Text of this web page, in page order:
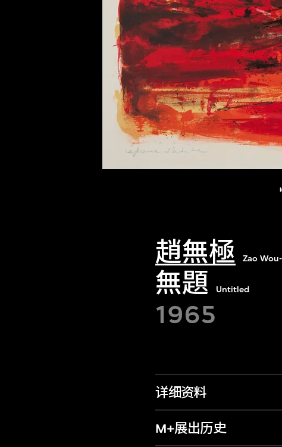
趙無極 Zao
無題 Untitled
1965
详细资料
M+展出历史